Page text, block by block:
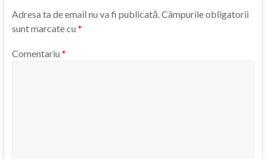
Adresa ta de email nu va fi publicată.Câmpurile obligatorii
sunt marcate cu *
Comentariu *